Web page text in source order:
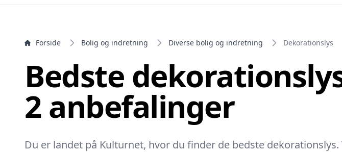
Forside Bolig og indretning Diverse bolig og indretning Dekorationslys
Bedste
2 anbefalinger
Du er landet på Kulturnet, hvor du finder de bedste